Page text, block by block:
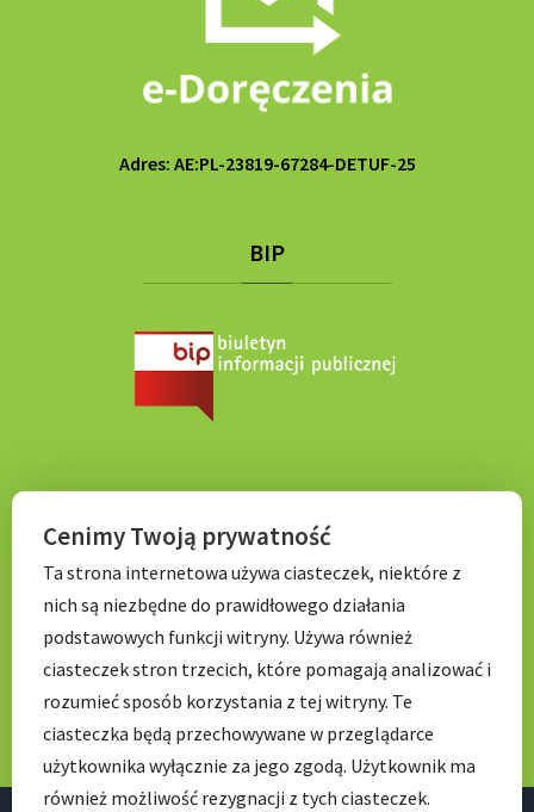
Adres: AE:PL-23819-67284-DETUF-25
BIP
Tel. 71 798 67 99
E-mail:sekretariat.p056@wroclawskaedukacja.pl
Godziny otwarcia:
7:00 – 17: 00
Cenimy Twoją prywatność
Ta strona internetowa używa ciasteczek, niektóre z
nich są niezbędne do prawidłowego działania
podstawowych funkcji witryny. Używa również
ciasteczek stron trzecich, które pomagają analizować i
rozumieć sposób korzystania z tej witryny. Te
ciasteczka będą przechowywane w przeglądarce
użytkownika wyłącznie za jego zgodą. Użytkownik ma
również możliwość rezygnacji z tych ciasteczek.